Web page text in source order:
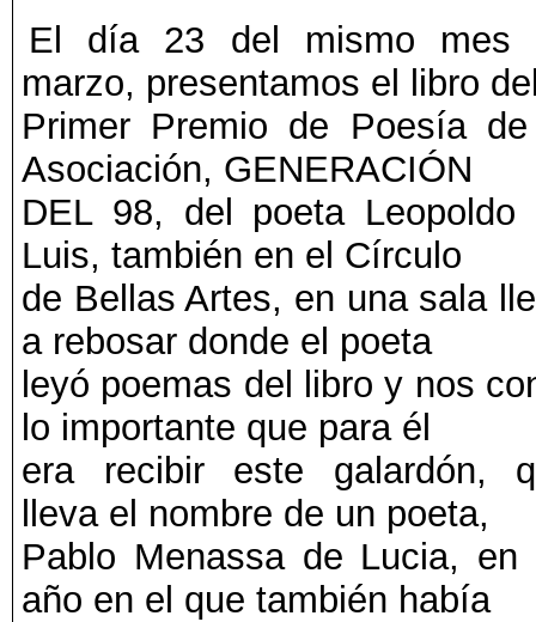
El día 23 del mismo mes
marzo, presentamos el libro
Primer Premio de Poesía
Asociación, GENERACIÓN
DEL 98, del poeta Leopoldo
Luis, también en el Círculo
de Bellas Artes, en una sala
a rebosar donde el poeta
leyó poemas del libro y nos
lo importante que para él
era recibir este galardón,
lleva el nombre de un poeta,
Pablo Menassa de Lucia, en
año en el que también había